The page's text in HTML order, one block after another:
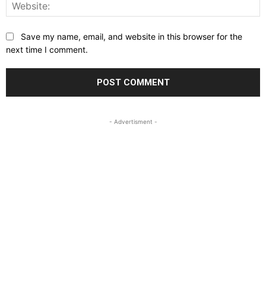
Save my name, email, and website in this browser for the
next time I comment.
- Advertisment -